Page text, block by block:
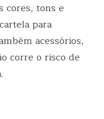
cores, tons e
para
acessórios,
corre o risco de